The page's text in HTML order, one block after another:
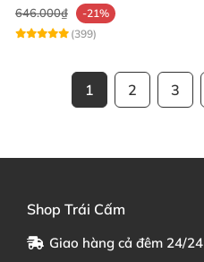
646.000₫
-21%
(399)
1 2 3
Shop Trái Cấm
Giao hàng cả đêm 24/24